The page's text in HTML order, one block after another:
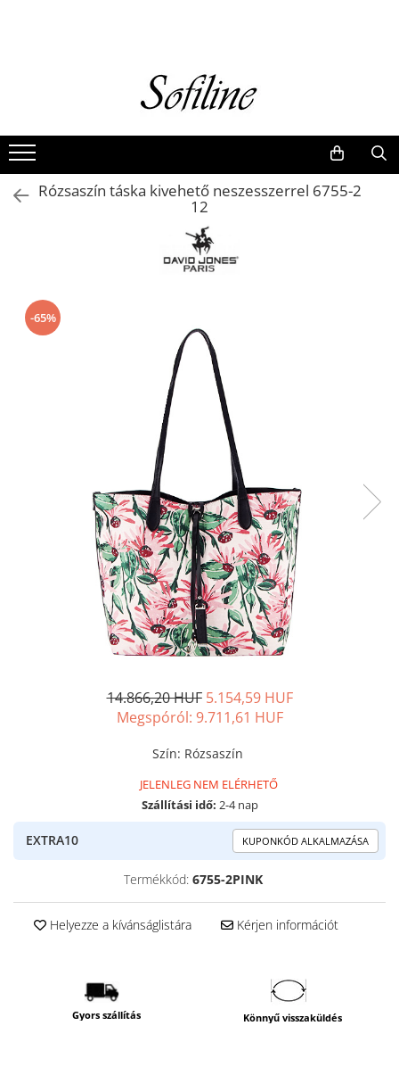
Valódi bőr
Hátizsákok
Elegáns kistáskák
Rózsaszín táska kivehető neszesszerrel 6755-2
12
-65%
14.866,20 HUF 5.154,59 HUF
Megspóról: 9.711,61 HUF
Szín: Rózsaszín
JELENLEG NEM ELÉRHETŐ
Szállítási idő: 2-4 nap
EXTRA10 KUPONKÓD ALKALMAZÁSA
Termékkód: 6755-2PINK
Helyezze a kívánságlistára Kérjen információt
Gyors szállítás Könnyű visszaküldés